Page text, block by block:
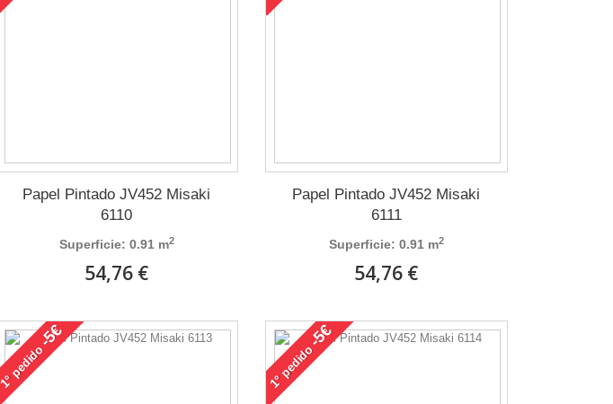
Papel Pintado JV452 Misaki
6110
Superficie: 0.91 m2
54,76 €
Papel Pintado JV452 Misaki
6111
Superficie: 0.91 m2
54,76 €
1°
pedido
-5€
1°
pedido
-5€